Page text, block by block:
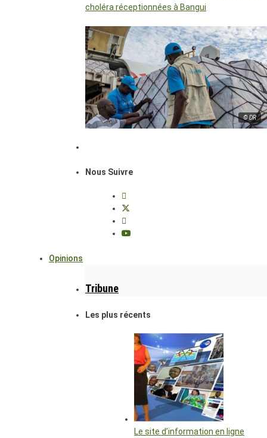
choléra réceptionnées à Bangui
© DR
Nous Suivre
Opinions
Tribune
Les plus récents
Le site d’information en ligne